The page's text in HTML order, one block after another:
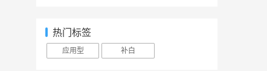
热门标签
应用型 补白